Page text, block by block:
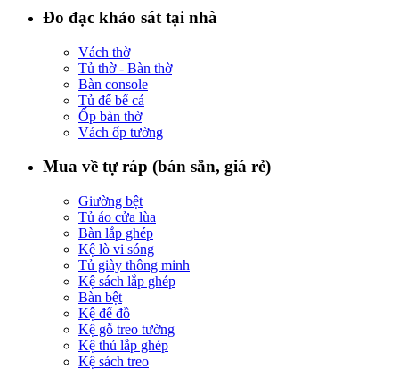
Đo đạc khảo sát tại nhà
Vách thờ
Tủ thờ - Bàn thờ
Bàn console
Tủ để bể cá
Ốp bàn thờ
Vách ốp tường
Mua về tự ráp (bán sẵn, giá rẻ)
Giường bệt
Tủ áo cửa lùa
Bàn lắp ghép
Kệ lò vi sóng
Tủ giày thông minh
Kệ sách lắp ghép
Bàn bệt
Kệ để đồ
Kệ gỗ treo tường
Kệ thú lắp ghép
Kệ sách treo